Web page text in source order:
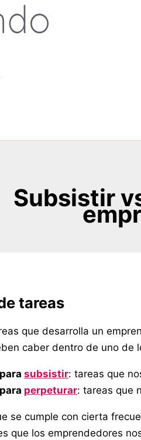
Subsistir
tareas
que desarrolla un
caber dentro de uno de
subsistir: tareas que
perpeturar: tareas que
se cumple con cierta
que los emprendedores